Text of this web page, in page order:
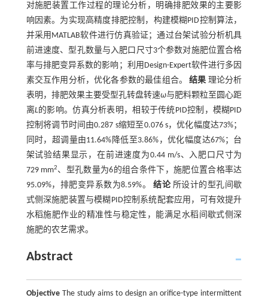
对施肥装置工作过程的理论分析，明确排肥效果的主要影
响因素。为实现高精度排肥控制，构建模糊PID控制算法，
并采用MATLAB软件进行仿真验证；通过台架试验分析机具
前进速度、型孔数量与入肥口尺寸3个参数对施肥位置合格
率与排肥变异系数的影响；利用Design-Expert软件进行多因
素交互作用分析，优化各参数的最佳组合。结果 理论分析
表明，排肥效果主要受型孔转盘转速ω与肥料颗粒至圆心距
离L的影响。仿真分析表明，相较于传统PID控制，模糊PID
控制将调节时间由0.287 s缩短至0.076 s，优化幅度达73%；
同时，超调量由11.64%降低至3.86%，优化幅度达67%；台
架试验结果显示，在前进速度为0.44 m/s、入肥口尺寸为
729 mm2、型孔数量为6的组合条件下，施肥位置合格率达
95.09%，排肥变异系数为8.59%。结论所设计的型孔间歇
式侧深施肥装置与模糊PID控制系统配套应用，可有效提升
水稻施肥作业的精准性与稳定性，能满足水稻间歇式侧深
施肥的农艺需求。
Abstract
ObjectiveThe study aims to design an orifice-type intermittent